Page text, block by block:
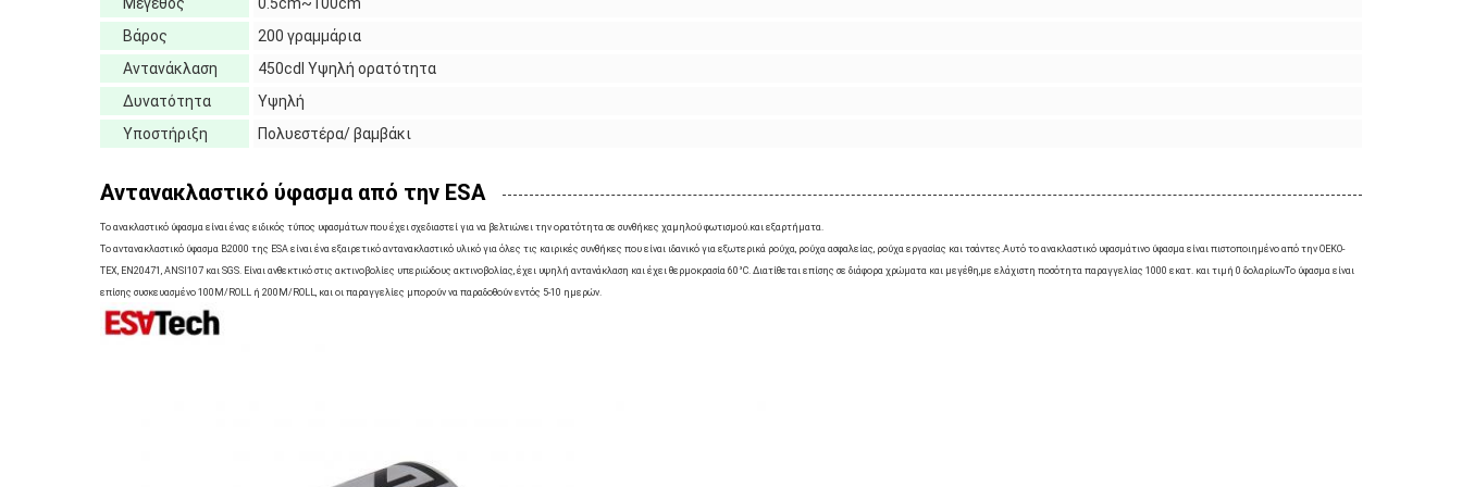
Βάρος
200 γραμμάρια
Αντανάκλαση
450cdl Υψηλή ορατότητα
Δυνατότητα
Υψηλή
Υποστήριξη
Πολυεστέρα/ βαμβάκι
Αντανακλαστικό ύφασμα από την ESA
Το ανακλαστικό ύφασμα είναι ένας ειδικός τύπος υφασμάτων που έχει σχεδιαστεί για να βελτιώνει την ορατότητα σε συνθήκες χαμηλού φωτισμού.και εξαρτήματα.
Το αντανακλαστικό ύφασμα B2000 της ESA είναι ένα εξαιρετικό αντανακλαστικό υλικό για όλες τις καιρικές συνθήκες που είναι ιδανικό για εξωτερικά ρούχα, ρούχα ασφαλείας, ρούχα εργασίας και τσάντες.Αυτό το ανακλαστικό υφασμάτινο ύφασμα είναι πιστοποιημένο από την OEKO-
TEX, EN20471, ANSI107 και SGS. Είναι ανθεκτικό στις ακτινοβολίες υπεριώδους ακτινοβολίας, έχει υψηλή αντανάκλαση και έχει θερμοκρασία 60°C. Διατίθεται επίσης σε διάφορα χρώματα και μεγέθη,με ελάχιστη ποσότητα παραγγελίας 1000 εκατ. και τιμή 0 δολαρίωνΤο ύφασμα είναι
επίσης συσκευασμένο 100M/ROLL ή 200M/ROLL, και οι παραγγελίες μπορούν να παραδοθούν εντός 5-10 ημερών.